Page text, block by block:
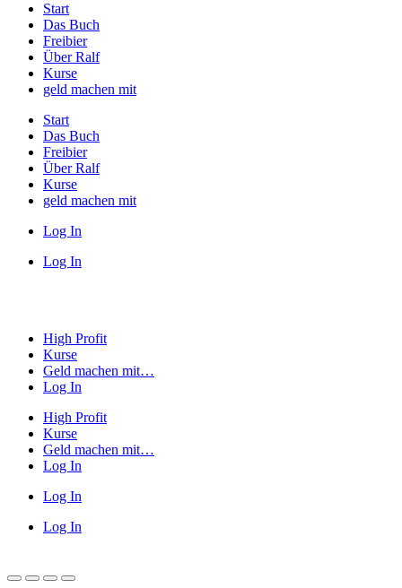
Start
Das Buch
Freibier
Über Ralf
Kurse
geld machen mit
Start
Das Buch
Freibier
Über Ralf
Kurse
geld machen mit
Log In
Log In
High Profit
Kurse
Geld machen mit…
Log In
High Profit
Kurse
Geld machen mit…
Log In
Log In
Log In